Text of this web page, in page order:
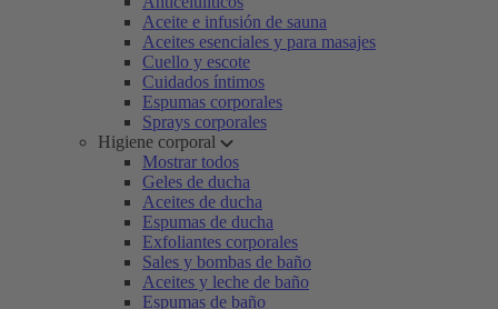
Aceite e infusión de sauna
Aceites esenciales y para masajes
Cuello y escote
Cuidados íntimos
Espumas corporales
Sprays corporales
Higiene corporal
Mostrar todos
Geles de ducha
Aceites de ducha
Espumas de ducha
Exfoliantes corporales
Sales y bombas de baño
Aceites y leche de baño
Espumas de baño